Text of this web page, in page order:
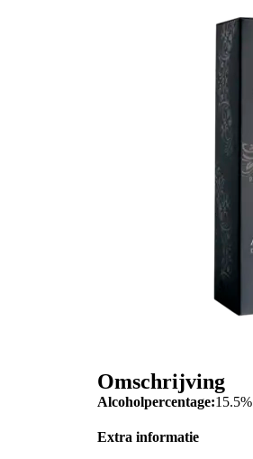
Omschrijving
Alcoholpercentage:15.5%
Extra informatie